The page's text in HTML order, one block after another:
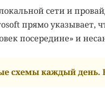
сети и
прямо указывает,
посередине» и
схемы каждый день.